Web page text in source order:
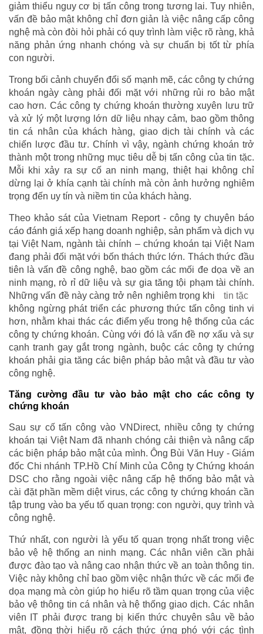
giảm thiểu nguy cơ bị tấn công trong tương lai. Tuy nhiên,
vấn đề bảo mật không chỉ đơn giản là việc nâng cấp công
nghệ mà còn đòi hỏi phải có quy trình làm việc rõ ràng, khả
năng phản ứng nhanh chóng và sự chuẩn bị tốt từ phía
con người.
Trong bối cảnh chuyển đổi số mạnh mẽ, các công ty chứng
khoán ngày càng phải đối mặt với những rủi ro bảo mật
cao hơn. Các công ty chứng khoán thường xuyên lưu trữ
và xử lý một lượng lớn dữ liệu nhạy cảm, bao gồm thông
tin cá nhân của khách hàng, giao dịch tài chính và các
chiến lược đầu tư. Chính vì vậy, ngành chứng khoán trở
thành một trong những mục tiêu dễ bị tấn công của tin tặc.
Mỗi khi xảy ra sự cố an ninh mạng, thiệt hại không chỉ
dừng lại ở khía cạnh tài chính mà còn ảnh hưởng nghiêm
trọng đến uy tín và niềm tin của khách hàng.
Theo khảo sát của Vietnam Report - công ty chuyên báo
cáo đánh giá xếp hạng doanh nghiệp, sản phẩm và dịch vụ
tại Việt Nam, ngành tài chính – chứng khoán tại Việt Nam
đang phải đối mặt với bốn thách thức lớn. Thách thức đầu
tiên là vấn đề công nghệ, bao gồm các mối đe dọa về an
ninh mạng, rò rỉ dữ liệu và sự gia tăng tội phạm tài chính.
Những vấn đề này càng trở nên nghiêm trọng khi
tin tặc
không ngừng phát triển các phương thức tấn công tinh vi
hơn, nhằm khai thác các điểm yếu trong hệ thống của các
công ty chứng khoán. Cùng với đó là vấn đề nợ xấu và sự
cạnh tranh gay gắt trong ngành, buộc các công ty chứng
khoán phải gia tăng các biện pháp bảo mật và đầu tư vào
công nghệ.
Tăng cường đầu tư vào bảo mật cho các công ty
chứng khoán
Sau sự cố tấn công vào VNDirect, nhiều công ty chứng
khoán tại Việt Nam đã nhanh chóng cải thiện và nâng cấp
các biện pháp bảo mật của mình. Ông Bùi Văn Huy - Giám
đốc Chi nhánh TP.Hồ Chí Minh của Công ty Chứng khoán
DSC cho rằng ngoài việc nâng cấp hệ thống bảo mật và
cài đặt phần mềm diệt virus, các công ty chứng khoán cần
tập trung vào ba yếu tố quan trọng: con người, quy trình và
công nghệ.
Thứ nhất, con người là yếu tố quan trọng nhất trong việc
bảo vệ hệ thống an ninh mạng. Các nhân viên cần phải
được đào tạo và nâng cao nhận thức về an toàn thông tin.
Việc này không chỉ bao gồm việc nhận thức về các mối đe
dọa mạng mà còn giúp họ hiểu rõ tầm quan trọng của việc
bảo vệ thông tin cá nhân và hệ thống giao dịch. Các nhân
viên IT phải được trang bị kiến thức chuyên sâu về bảo
mật, đồng thời hiểu rõ cách thức ứng phó với các tình